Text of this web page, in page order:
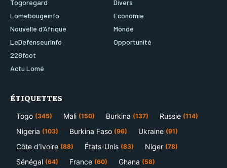
Togoregard
Lomebougeinfo
Nouvelle d’Afrique
LeDefenseurInfo
228foot
Actu Lomé
Divers
Economie
Monde
Opportunité
ÉTIQUETTES
Togo (345) Mali (150) Burkina (137) Russie (114)
Nigeria (103) Burkina Faso (96) Ukraine (91)
Côte d’Ivoire (88) États-Unis (83) Niger (78)
Sénégal (64) France (60) Ghana (58)